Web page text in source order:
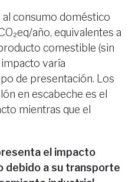
al consumo doméstico
año, equivalentes a
comestible (sin
varía
de presentación. Los
en escabeche es el
mientras que el
el impacto
debido a su transporte